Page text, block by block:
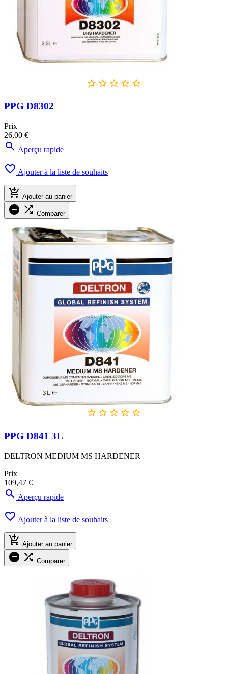
    
PPG D8302
Prix
26,00 €
 Aperçu rapide
 Ajouter à la liste de souhaits
 Ajouter au panier
  Comparer
    
PPG D841 3L
DELTRON MEDIUM MS HARDENER
Prix
109,47 €
 Aperçu rapide
 Ajouter à la liste de souhaits
 Ajouter au panier
  Comparer